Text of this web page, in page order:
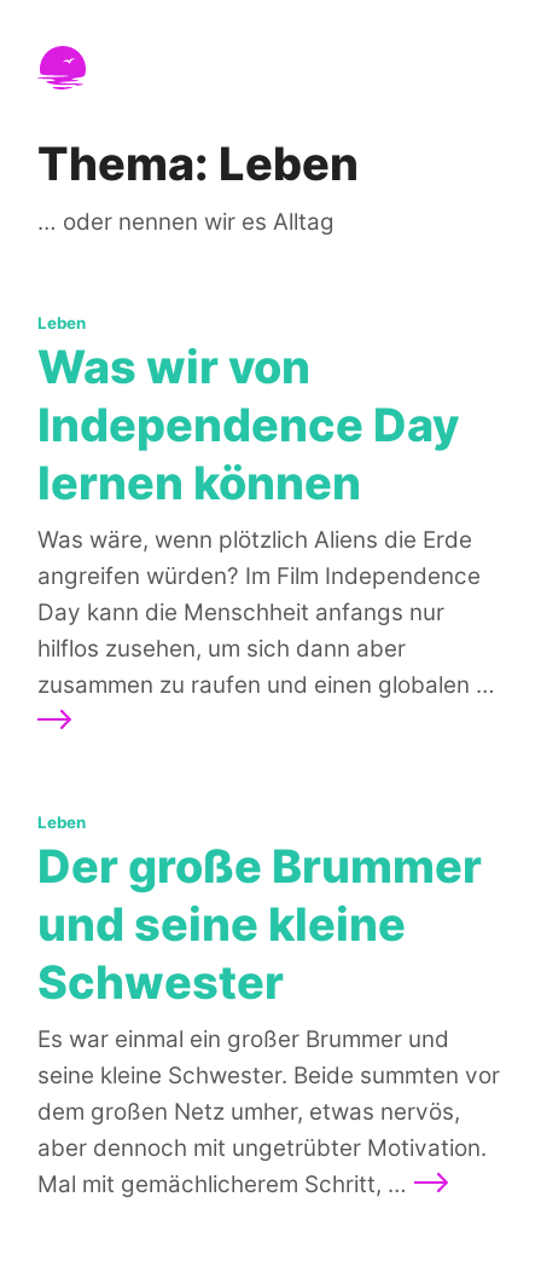
Nicht in Seattle
Thema: Leben
… oder nennen wir es Alltag
Was wir von
Independence Day
lernen können
Was wäre, wenn plötzlich Aliens die Erde
angreifen würden? Im Film Independence
Day kann die Menschheit anfangs nur
hilflos zusehen, um sich dann aber
zusammen zu raufen und einen globalen …
Kategorien:
Leben
Der große Brummer
und seine kleine
Schwester
Es war einmal ein großer Brummer und
seine kleine Schwester. Beide summten vor
dem großen Netz umher, etwas nervös,
aber dennoch mit ungetrübter Motivation.
Mal mit gemächlicherem Schritt, … Weiterlesen
Kategorien:
Leben